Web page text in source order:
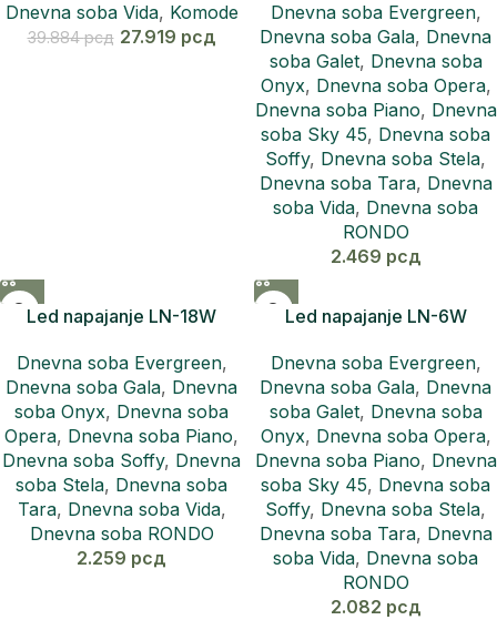
Dnevna soba Vida, Komode
39.884рсд 27.919 рсд
Dnevna soba Evergreen,
Dnevna soba Gala, Dnevna
soba Galet, Dnevna soba
Onyx, Dnevna soba Opera,
Dnevna soba Piano, Dnevna
soba Sky 45, Dnevna soba
Soffy, Dnevna soba Stela,
Dnevna soba Tara, Dnevna
soba Vida, Dnevna soba
RONDO
2.469 рсд
Led napajanje LN-18W
Dnevna soba Evergreen,
Dnevna soba Gala, Dnevna
soba Onyx, Dnevna soba
Opera, Dnevna soba Piano,
Dnevna soba Soffy, Dnevna
soba Stela, Dnevna soba
Tara, Dnevna soba Vida,
Dnevna soba RONDO
2.259 рсд
Led napajanje LN-6W
Dnevna soba Evergreen,
Dnevna soba Gala, Dnevna
soba Galet, Dnevna soba
Onyx, Dnevna soba Opera,
Dnevna soba Piano, Dnevna
soba Sky 45, Dnevna soba
Soffy, Dnevna soba Stela,
Dnevna soba Tara, Dnevna
soba Vida, Dnevna soba
RONDO
2.082 рсд